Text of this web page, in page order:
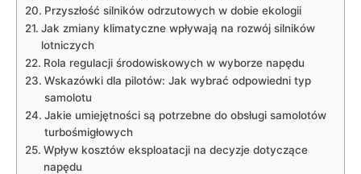
Przyszłość silników odrzutowych w dobie ekologii
Jak zmiany​ klimatyczne wpływają na rozwój silników
lotniczych
Rola⁣ regulacji‍ środowiskowych w wyborze napędu
Wskazówki dla‌ pilotów:‍ Jak wybrać odpowiedni‌ typ⁣
samolotu
Jakie umiejętności są potrzebne​ do ⁣obsługi samolotów
turbośmigłowych
Wpływ ⁤kosztów‍ eksploatacji na decyzje dotyczące
napędu